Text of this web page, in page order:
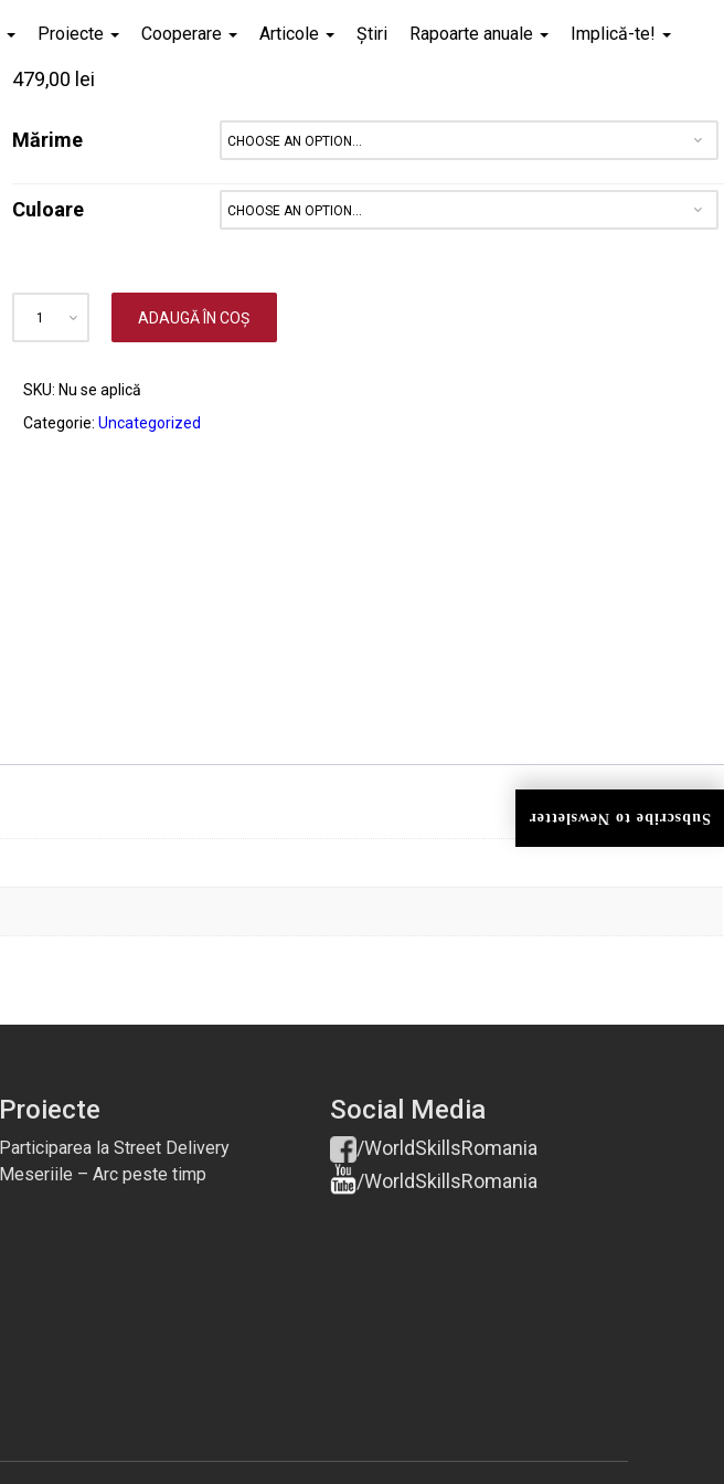
Proiecte Cooperare Articole Știri Rapoarte anuale Implică-te!
Tricou
479,00 lei
Mărime
Culoare
ADAUGĂ ÎN COȘ
SKU: Nu se aplică
Categorie: Uncategorized
Proiecte
Participarea la Street Delivery
Meseriile – Arc peste timp
Social Media
/WorldSkillsRomania
/WorldSkillsRomania
Subscribe to Newsletter